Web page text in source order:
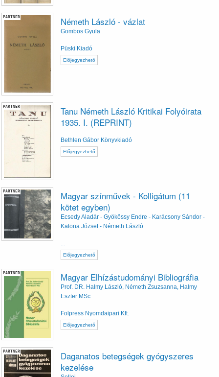
PARTNER Németh László - vázlat
Gombos Gyula
Püski Kiadó
Előjegyezhető
PARTNER
Tanu Németh László Kritikai Folyóirata
1935. I. (REPRINT)
Bethlen Gábor Könyvkiadó
Előjegyezhető
PARTNER
Magyar színművek - Kolligátum (11
kötet egyben)
Ecsedy Aladár - Gyökössy Endre - Karácsony Sándor -
Katona József - Németh László
Előjegyezhető
PARTNER Magyar Elhízástudományi Bibliográfia
Prof. DR. Halmy László, Németh Zsuzsanna, Halmy
Eszter MSc
Folpress Nyomdaipari Kft.
Előjegyezhető
PARTNER
Daganatos betegségek gyógyszeres
kezelése